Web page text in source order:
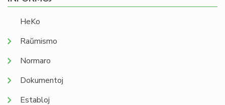
HeKo
Raŭmismo
Normaro
Dokumentoj
Establoj